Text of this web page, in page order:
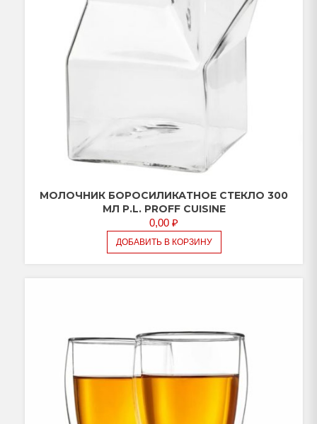
МОЛОЧНИК БОРОСИЛИКАТНОЕ СТЕКЛО 300
МЛ P.L. PROFF CUISINE
0,00 ₽
ДОБАВИТЬ В КОРЗИНУ